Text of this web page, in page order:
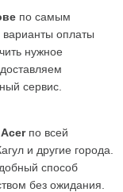
по самым
нужное
сервис.
по всей
и другие города.
способ
без ожидания.